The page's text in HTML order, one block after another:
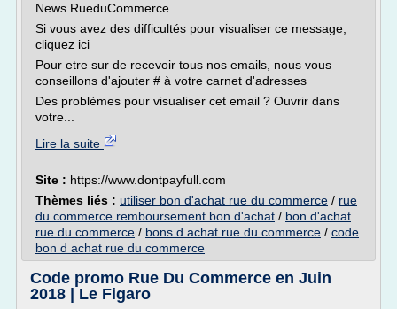
News RueduCommerce
Si vous avez des difficultés pour visualiser ce message,
cliquez ici
Pour etre sur de recevoir tous nos emails, nous vous
conseillons d'ajouter # à votre carnet d'adresses
Des problèmes pour visualiser cet email ? Ouvrir dans
votre...
Lire la suite
Site : https://www.dontpayfull.com
Thèmes liés : utiliser bon d'achat rue du commerce / rue
du commerce remboursement bon d'achat / bon d'achat
rue du commerce / bons d achat rue du commerce / code
bon d achat rue du commerce
Code promo Rue Du Commerce en Juin
2018 | Le Figaro